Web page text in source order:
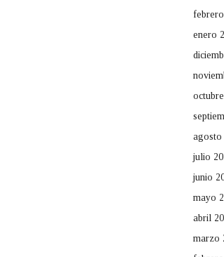
enero
agosto
julio
junio
mayo
abril
marzo